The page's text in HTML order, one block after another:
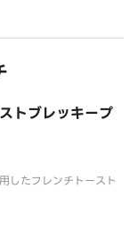
トブレッキープ
したフレンチトースト